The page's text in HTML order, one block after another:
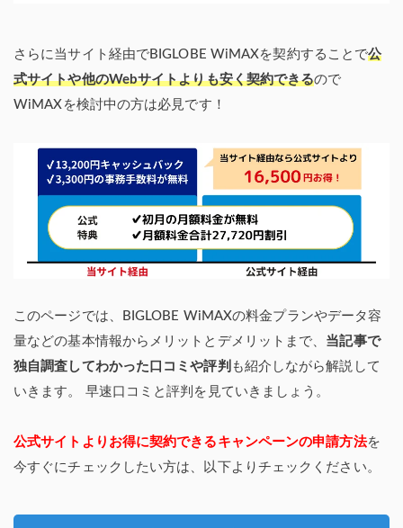
さらに当サイト経由でBIGLOBE WiMAXを契約することで公
式サイトや他のWebサイトよりも安く契約できるので
WiMAXを検討中の方は必見です！
このページでは、BIGLOBE WiMAXの料金プランやデータ容
量などの基本情報からメリットとデメリットまで、 当記事で
独自調査してわかった口コミや評判 も紹介しながら解説して
いきます。 早速口コミと評判を見ていきましょう。
公式サイトよりお得に契約できるキャンペーンの申請方法を
今すぐにチェックしたい方は、以下よりチェックください。